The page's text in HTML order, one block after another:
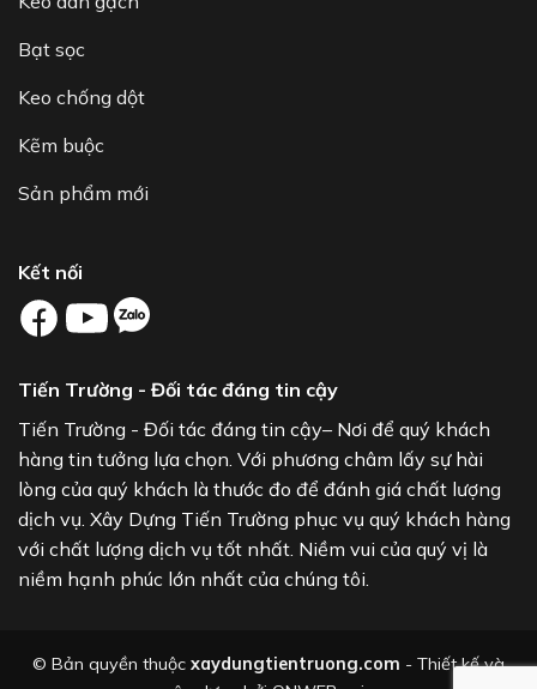
Bạt sọc
Keo chống dột
Kẽm buộc
Sản phẩm mới
Kết nối
Tiến Trường - Đối tác đáng tin cậy
Tiến Trường - Đối tác đáng tin cậy– Nơi để quý khách
hàng tin tưởng lựa chọn. Với phương châm lấy sự hài
lòng của quý khách là thước đo để đánh giá chất lượng
dịch vụ. Xây Dựng Tiến Trường phục vụ quý khách hàng
với chất lượng dịch vụ tốt nhất. Niềm vui của quý vị là
niềm hạnh phúc lớn nhất của chúng tôi.
© Bản quyền thuộc xaydungtientruong.com - Thiết kế và